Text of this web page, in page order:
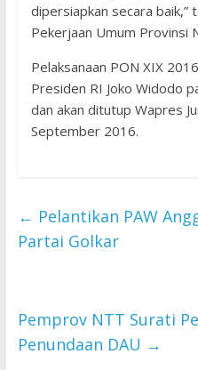
dipersiapkan secara baik,”
Pekerjaan Umum Provinsi
Pelaksanaan PON XIX
Presiden RI Joko Widodo
dan akan ditutup Wapres
September 2016.
← Pelantikan PAW
Partai Golkar
Pemprov NTT Surati
Penundaan DAU →